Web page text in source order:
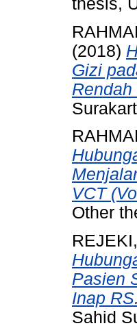
(2018)
Gizi
VCT
Other
Pasien
Inap
Sahid